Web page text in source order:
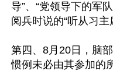
导”、“党领导下的军
阅兵时说的“听从习主
第四、8月20日，脑
惯例未必由其参加的